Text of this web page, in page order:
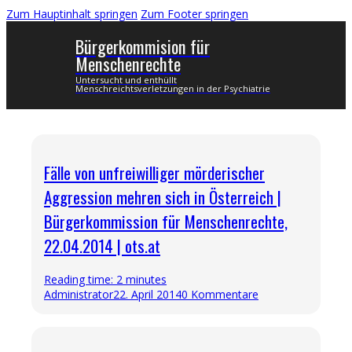
Zum Hauptinhalt springen Zum Footer springen
Bürgerkommision für
Menschenrechte
Untersucht und enthüllt
Menschreichtsverletzungen in der Psychiatrie
Fälle von unfreiwilliger mörderischer
Aggression mehren sich in Österreich |
Bürgerkommission für Menschenrechte,
22.04.2014 | ots.at
Reading time: 2 minutes
Administrator22. April 20140 Kommentare